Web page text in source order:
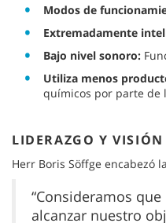
Modos de
Extremadamente
Bajo nivel sonoro:
Utiliza menos
químicos por parte de
LIDERAZGO Y VISIÓN
Herr Boris Söffge encabezó
“Consideramos
alcanzar nuestro